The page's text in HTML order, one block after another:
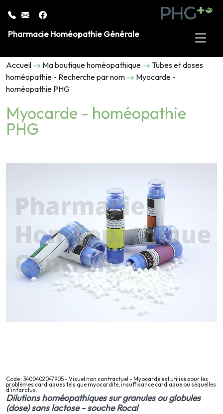
Pharmacie Homéopathie Générale
Accueil Ma boutique homéopathique
Tubes et doses
homéopathie - Recherche par nom
Myocarde -
homéopathie PHG
Myocarde - homéopathie
PHG
Code : 3400402047905 - Visuel non contractuel - Myocarde est utilisé pour les
problèmes cardiaques tels que myocardite, insuffisance cardiaque ou séquelles
d'infarctus.
Dilutions homéopathiques sur granules ou globules
(dose) sans lactose - souche Rocal